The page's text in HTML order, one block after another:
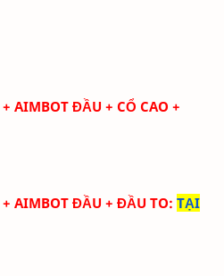
+ AIMBOT ĐẦU + CỔ CAO +
+ AIMBOT ĐẦU + ĐẦU TO: TẠI